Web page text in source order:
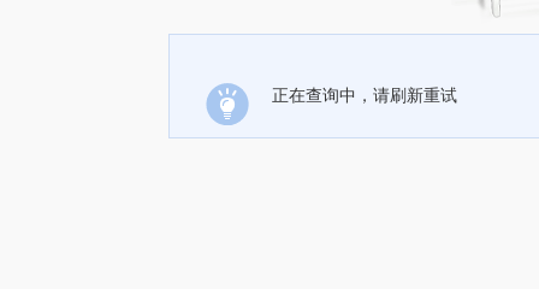
正在查询中，请刷新重试